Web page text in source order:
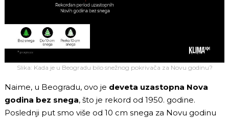
Slika: Kada je u Beogradu bilo snežnog pokrivača za Novu godinu?
Naime, u Beogradu, ovo je deveta uzastopna Nova
godina bez snega, što je rekord od 1950. godine.
Poslednji put smo više od 10 cm snega za Novu godinu